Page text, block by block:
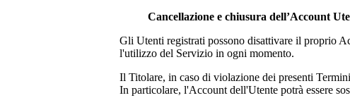
Cancellazione e chiusura dell’Account
Gli Utenti registrati possono disattivare il proprio
l'utilizzo del Servizio in ogni momento.
Il Titolare, in caso di violazione dei presenti
In particolare, l'Account dell'Utente potrà essere